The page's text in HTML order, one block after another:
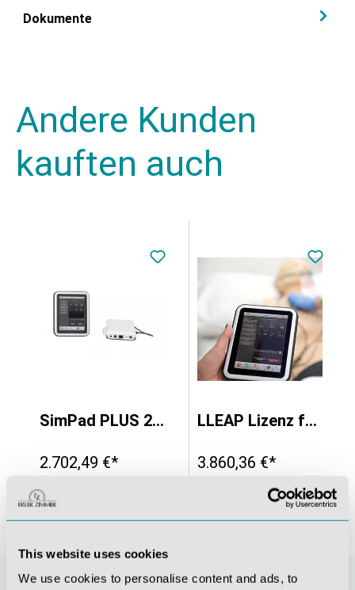
This website uses cookies
We use cookies to personalise content and ads, to
Dokumente
Andere Kunden
kauften auch
SimPad PLUS 2 System komplett, ohne Softwarelizenz
2.702,49 €*
LLEAP Lizenz für SimPad PLUS
3.860,36 €*